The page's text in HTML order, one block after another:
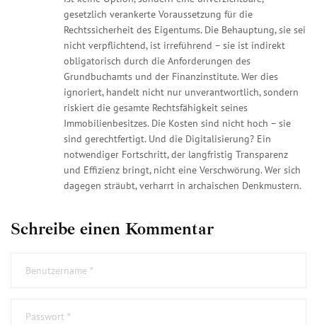
gesetzlich verankerte Voraussetzung für die
Rechtssicherheit des Eigentums. Die Behauptung, sie sei
nicht verpflichtend, ist irreführend – sie ist indirekt
obligatorisch durch die Anforderungen des
Grundbuchamts und der Finanzinstitute. Wer dies
ignoriert, handelt nicht nur unverantwortlich, sondern
riskiert die gesamte Rechtsfähigkeit seines
Immobilienbesitzes. Die Kosten sind nicht hoch – sie
sind gerechtfertigt. Und die Digitalisierung? Ein
notwendiger Fortschritt, der langfristig Transparenz
und Effizienz bringt, nicht eine Verschwörung. Wer sich
dagegen sträubt, verharrt in archaischen Denkmustern.
Schreibe einen Kommentar